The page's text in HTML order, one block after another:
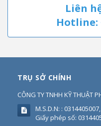
Liên
Hotline:
TRỤ SỞ CHÍNH
CÔNG TY TNHH KỸ THUẬT
M.S.D.N: :
Giấy phép số: